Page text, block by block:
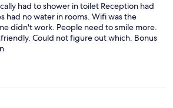
had to shower in toilet Reception had
had no water in rooms. Wifi was the
didn't work. People need to smile more.
Could not figure out which. Bonus